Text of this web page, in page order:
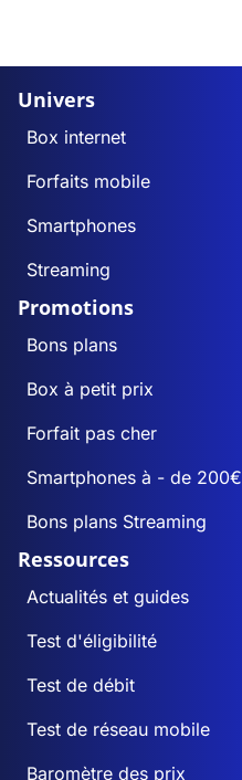
Univers
Box internet
Forfaits mobile
Smartphones
Streaming
Promotions
Bons plans
Box à petit prix
Forfait pas cher
Smartphones à - de 200€
Bons plans Streaming
Ressources
Actualités et guides
Test d'éligibilité
Test de débit
Test de réseau mobile
Baromètre des prix